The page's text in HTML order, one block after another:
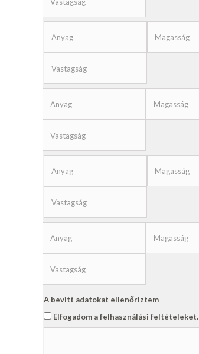
A bevitt adatokat ellenőriztem
Elfogadom a felhasználási feltételeket.